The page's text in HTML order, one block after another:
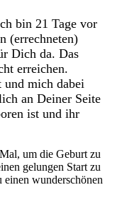
bin 21 Tage vor
(errechneten)
Dich da. Das
erreichen.
und mich dabei
an Deiner Seite
ist und ihr
um die Geburt zu
gelungen Start zu
wunderschönen